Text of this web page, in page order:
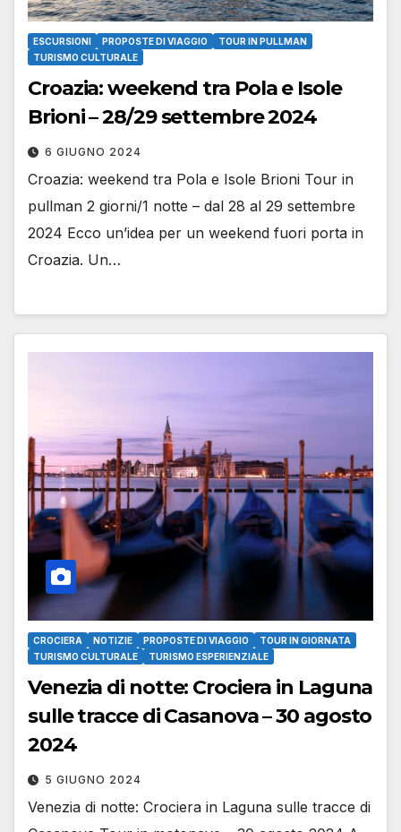
ESCURSIONI PROPOSTE DI VIAGGIO
TOUR IN PULLMAN
TURISMO CULTURALE
Croazia: weekend tra Pola e Isole
Brioni – 28/29 settembre 2024
6 GIUGNO 2024
Croazia: weekend tra Pola e Isole Brioni Tour in
pullman 2 giorni/1 notte – dal 28 al 29 settembre
2024 Ecco un’idea per un weekend fuori porta in
Croazia. Un…
CROCIERA NOTIZIE PROPOSTE DI VIAGGIO
TOUR IN GIORNATA
TURISMO CULTURALE
TURISMO ESPERIENZIALE
Venezia di notte: Crociera in Laguna
sulle tracce di Casanova – 30 agosto
2024
5 GIUGNO 2024
Venezia di notte: Crociera in Laguna sulle tracce di